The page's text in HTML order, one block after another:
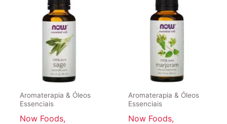
Aromaterapia & Óleos
Essenciais
Now Foods,
Aromaterapia & Óleos
Essenciais
Now Foods,